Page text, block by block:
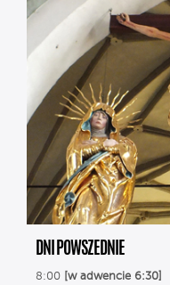
DNI POWSZEDNIE
8:00
[w adwencie 6:30]